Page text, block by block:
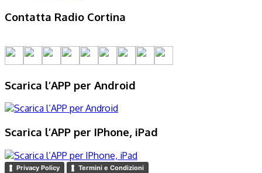
Contatta Radio Cortina
Scarica l’APP per Android
Scarica l’APP per IPhone, iPad
Privacy Policy Termini e Condizioni